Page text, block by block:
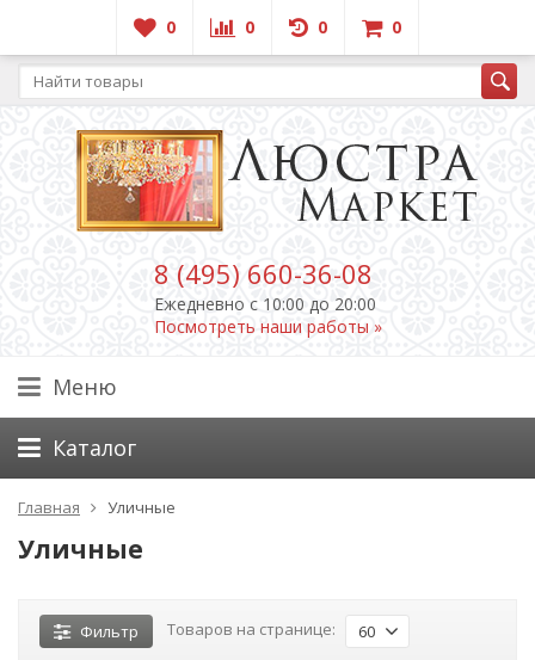
0 0 0 0
8 (495) 660-36-08
Ежедневно c 10:00 до 20:00
Посмотреть наши работы »
Меню
Каталог
Главная Уличные
Уличные
Фильтр Товаров на странице: 60